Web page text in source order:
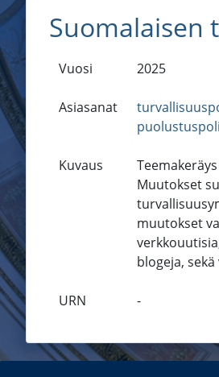
Suomalaisen
Vuosi 2025
Asiasanat
Kuvaus
Muutokset
muutokset
blogeja,
URN -